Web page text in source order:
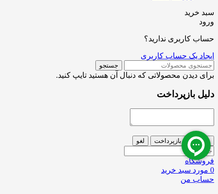
سبد خرید
ورود
حساب کاربری ندارید؟
ایجاد یک حساب کاربری
جستجو
برای دیدن محصولاتی که دنبال آن هستید تایپ کنید.
دلیل بازپرداخت
درخواست بازپرداخت لغو
فروشگاه
0 مورد سبد خرید
حساب من